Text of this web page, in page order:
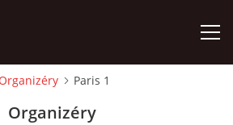
Organizéry Paris 1
Organizéry